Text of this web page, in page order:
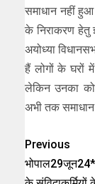
समाधान नहीं
के निराकरण हेतु
अयोध्या
हैं लोगों के घरों
लेकिन उनका
अभी तक
Previous